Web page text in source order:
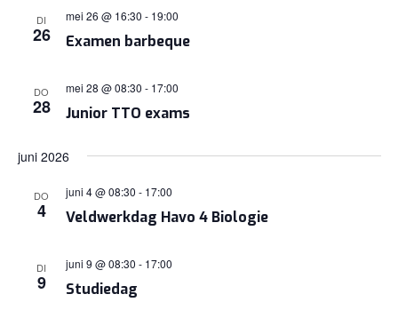
DI
26 Examen barbeque
mei 26 @ 16:30 - 19:00
DO
28 Junior TTO exams
mei 28 @ 08:30 - 17:00
juni 2026
DO
4 Veldwerkdag Havo 4 Biologie
juni 4 @ 08:30 - 17:00
DI
9 Studiedag
juni 9 @ 08:30 - 17:00